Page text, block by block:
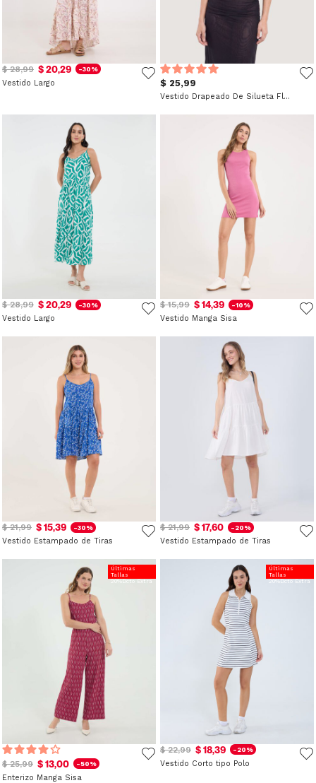
$ 28,99 $ 20,29 -30%
Vestido Largo $ 25,99
Vestido Drapeado De Silueta Fluida
$ 28,99 $ 20,29 -30%
Vestido Largo
$ 15,99 $ 14,39 -10%
Vestido Manga Sisa
$ 21,99 $ 15,39 -30%
Vestido Estampado de Tiras
$ 21,99 $ 17,60 -20%
Vestido Estampado de Tiras
Últimas
Tallas
20%Dcto Extra
$ 25,99 $ 13,00 -50%
Enterizo Manga Sisa
Últimas
Tallas
20%Dcto Extra
$ 22,99 $ 18,39 -20%
Vestido Corto tipo Polo